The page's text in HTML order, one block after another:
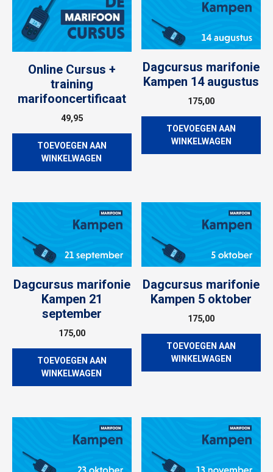
Online Cursus +
training
marifooncertificaat
49,95
TOEVOEGEN AAN
WINKELWAGEN
Dagcursus marifonie
Kampen 14 augustus
175,00
TOEVOEGEN AAN
WINKELWAGEN
Dagcursus marifonie
Kampen 21
september
175,00
TOEVOEGEN AAN
WINKELWAGEN
Dagcursus marifonie
Kampen 5 oktober
175,00
TOEVOEGEN AAN
WINKELWAGEN